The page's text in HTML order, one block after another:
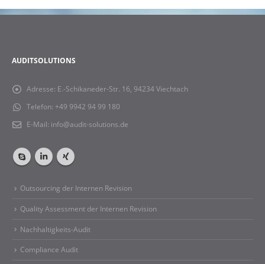
AUDITSOLUTIONS
Adresse: E.-Schikaneder-Str. 16, 94234 Viechtach
Telefon: +49 9942 94 99 180
E-Mail: info@audit-solutions.de
Outsourcing der Internen Revision
Quality Assessment der Internen Revision
Nachhaltigkeits-Audit
Compliance Audit